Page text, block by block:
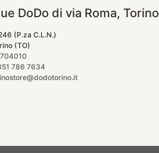
DoDo di via Roma, Torino
(P.za C.L.N.)
(TO)
786 7634